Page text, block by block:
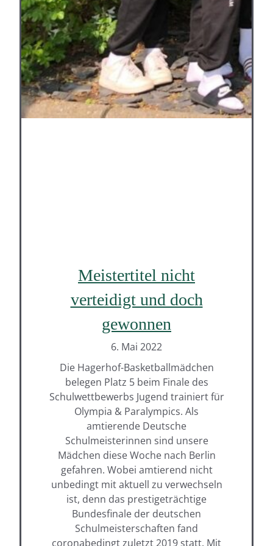
Meistertitel nicht
verteidigt und doch
gewonnen
6. Mai 2022
Die Hagerhof-Basketballmädchen
belegen Platz 5 beim Finale des
Schulwettbewerbs Jugend trainiert für
Olympia & Paralympics. Als
amtierende Deutsche
Schulmeisterinnen sind unsere
Mädchen diese Woche nach Berlin
gefahren. Wobei amtierend nicht
unbedingt mit aktuell zu verwechseln
ist, denn das prestigeträchtige
Bundesfinale der deutschen
Schulmeisterschaften fand
coronabedingt zuletzt 2019 statt. Mit